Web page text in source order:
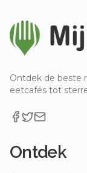
Ontdek de beste
eetcafés tot
Ontdek